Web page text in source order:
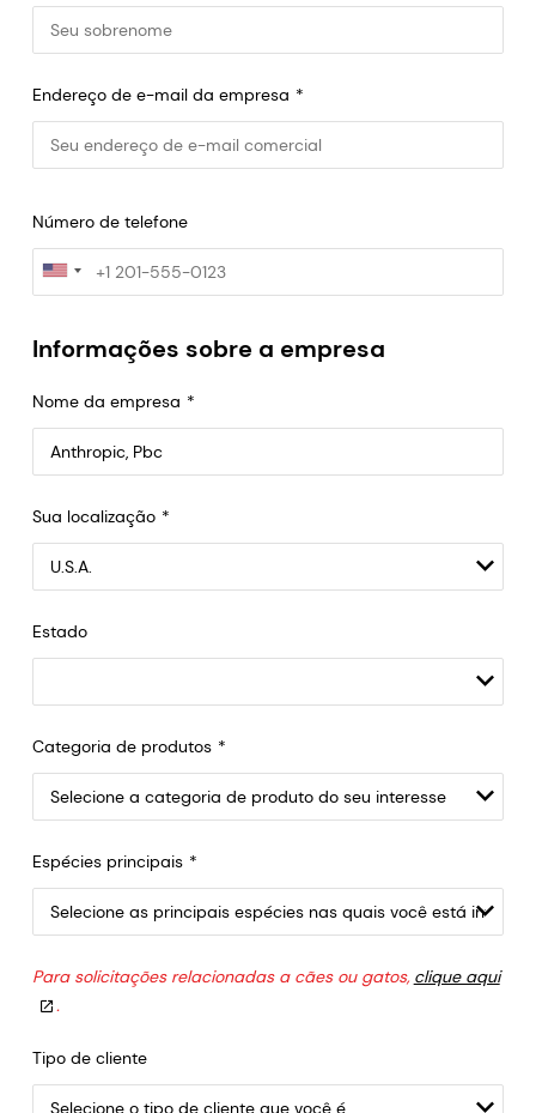
Endereço de e-mail da empresa
Número de telefone
Informações sobre a empresa
Nome da empresa
548 Market St Pmb 90375, San Francisco, California, US
Sua localização
Estado
Categoria de produtos
Espécies principais
Para solicitações relacionadas a cães ou gatos, clique aqui
.
Tipo de cliente